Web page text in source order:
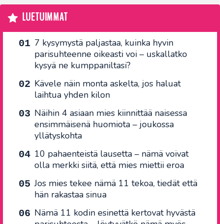
LUETUIMMAT
7 kysymystä paljastaa, kuinka hyvin
parisuhteenne oikeasti voi – uskallatko
kysyä ne kumppaniltasi?
Kävele näin monta askelta, jos haluat
laihtua yhden kilon
Näihin 4 asiaan mies kiinnittää naisessa
ensimmäisenä huomiota – joukossa
yllätyskohta
10 pahaenteistä lausetta – nämä voivat
olla merkki siitä, että mies miettii eroa
Jos mies tekee nämä 11 tekoa, tiedät että
hän rakastaa sinua
Nämä 11 kodin esinettä kertovat hyvästä